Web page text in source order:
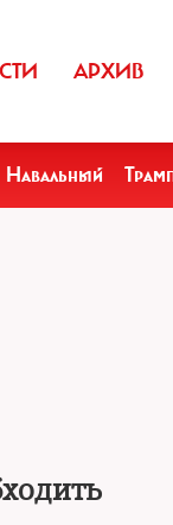
АРХИВ
Навальный